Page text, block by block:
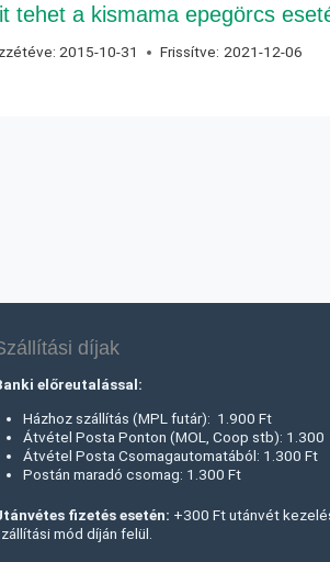
tehet a kismama epegörcs
2015-10-31 Frissítve: 2021-12-06
díjak
előreutalással:
Házhoz szállítás (MPL futár): 1.900 Ft
Átvétel Posta Ponton (MOL, Coop stb): 1.300
Átvétel Posta Csomagautomatából: 1.300 Ft
Postán maradó csomag: 1.300 Ft
fizetés esetén: +300 Ft utánvét
mód díján felül.